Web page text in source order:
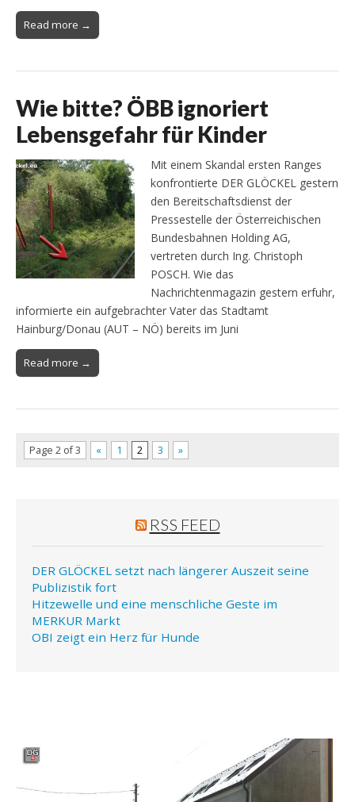
Read more →
Wie bitte? ÖBB ignoriert
Lebensgefahr für Kinder
Mit einem Skandal ersten Ranges
konfrontierte DER GLÖCKEL gestern
den Bereitschaftsdienst der
Pressestelle der Österreichischen
Bundesbahnen Holding AG,
vertreten durch Ing. Christoph
POSCH. Wie das
Nachrichtenmagazin gestern erfuhr,
informierte ein aufgebrachter Vater das Stadtamt
Hainburg/Donau (AUT – NÖ) bereits im Juni
Read more →
Page 2 of 3 « 1 2 3 »
RSS FEED
DER GLÖCKEL setzt nach längerer Auszeit seine
Publizistik fort
Hitzewelle und eine menschliche Geste im
MERKUR Markt
OBI zeigt ein Herz für Hunde